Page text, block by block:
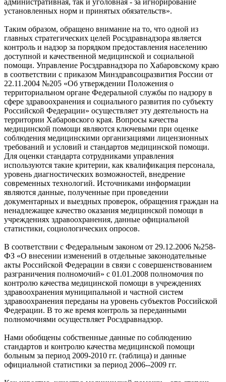
установленных норм и принятых обязательств».
Таким образом, обращено внимание на то, что одной из
главных стратегических целей Росздравнадзора является
контроль и надзор за порядком предоставления населению
доступной и качественной медицинской и социальной
помощи. Управление Росздравнадзора по Хабаровскому краю
в соответствии с приказом Минздравсоцразвития России от
22.11.2004 №205 «Об утверждении Положения о
территориальном органе Федеральной службы по надзору в
сфере здравоохранения и социального развития по субъекту
Российской Федерации» осуществляет эту деятельность на
территории Хабаровского края. Вопросы качества
медицинской помощи являются ключевыми при оценке
соблюдения медицинскими организациями лицензионных
требований и условий и стандартов медицинской помощи.
Для оценки стандарта сотрудниками управления
используются такие критерии, как квалификация персонала,
уровень диагностических возможностей, внедрение
современных технологий. Источниками информации
являются данные, полученные при проведении
документарных и выездных проверок, обращения граждан на
ненадлежащее качество оказания медицинской помощи в
учреждениях здравоохранения, данные официальной
статистики, социологических опросов.
В соответствии с Федеральным законом от 29.12.2006 №258-
ФЗ «О внесении изменений в отдельные законодательные
акты Российской Федерации в связи с совершенствованием
разграничения полномочий» с 01.01.2008 полномочия по
контролю качества медицинской помощи в учреждениях
здравоохранения муниципальной и частной систем
здравоохранения переданы на уровень субъектов Российской
Федерации. В то же время контроль за переданными
полномочиями осуществляет Росздравнадзор.
Нами обобщены собственные данные по соблюдению
стандартов и контролю качества медицинской помощи
больным за период 2009-2010 гг. (таблица) и данные
официальной статистики за период 2006--2009 гг.